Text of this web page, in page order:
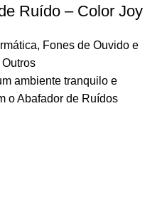
Ruído – Color Joy
, Fones de Ouvido e
Outros
ambiente tranquilo e
o Abafador de Ruídos